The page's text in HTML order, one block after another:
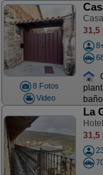
8 Fotos
Video
31,5
La
31,5